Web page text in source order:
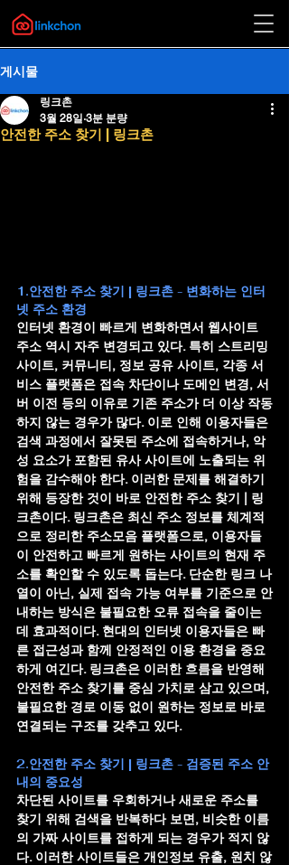
게시물
안전한 주소 찾기 | 링크촌
링크촌
3월 28일 3분 분량
1.안전한 주소 찾기 | 링크촌 - 변화하는 인터
넷 주소 환경
인터넷 환경이 빠르게 변화하면서 웹사이트
주소 역시 자주 변경되고 있다. 특히 스트리밍
사이트, 커뮤니티, 정보 공유 사이트, 각종 서
비스 플랫폼은 접속 차단이나 도메인 변경, 서
버 이전 등의 이유로 기존 주소가 더 이상 작동
하지 않는 경우가 많다. 이로 인해 이용자들은
검색 과정에서 잘못된 주소에 접속하거나, 악
성 요소가 포함된 유사 사이트에 노출되는 위
험을 감수해야 한다. 이러한 문제를 해결하기
위해 등장한 것이 바로 안전한 주소 찾기 | 링
크촌이다. 링크촌은 최신 주소 정보를 체계적
으로 정리한 주소모음 플랫폼으로, 이용자들
이 안전하고 빠르게 원하는 사이트의 현재 주
소를 확인할 수 있도록 돕는다. 단순한 링크 나
열이 아닌, 실제 접속 가능 여부를 기준으로 안
내하는 방식은 불필요한 오류 접속을 줄이는
데 효과적이다. 현대의 인터넷 이용자들은 빠
른 접근성과 함께 안정적인 이용 환경을 중요
하게 여긴다. 링크촌은 이러한 흐름을 반영해
안전한 주소 찾기를 중심 가치로 삼고 있으며,
불필요한 경로 이동 없이 원하는 정보로 바로
연결되는 구조를 갖추고 있다.
2.안전한 주소 찾기 | 링크촌 - 검증된 주소 안
내의 중요성
차단된 사이트를 우회하거나 새로운 주소를
찾기 위해 검색을 반복하다 보면, 비슷한 이름
의 가짜 사이트를 접하게 되는 경우가 적지 않
다. 이러한 사이트들은 개인정보 유출, 원치 않